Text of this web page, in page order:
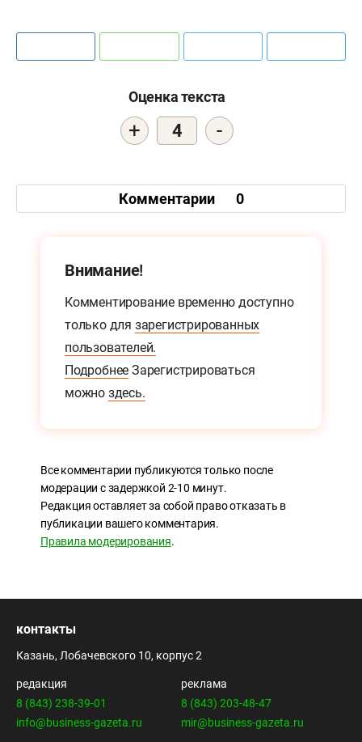
Оценка текста
+ 4 -
Комментарии 0
Внимание!
Комментирование временно доступно
только для зарегистрированных
пользователей.
Подробнее Зарегистрироваться
можно здесь.
Все комментарии публикуются только после
модерации с задержкой 2-10 минут.
Редакция оставляет за собой право отказать в
публикации вашего комментария.
Правила модерирования.
контакты
Казань, Лобачевского 10, корпус 2
редакция
8 (843) 238-39-01
info@business-gazeta.ru
реклама
8 (843) 203-48-47
mir@business-gazeta.ru